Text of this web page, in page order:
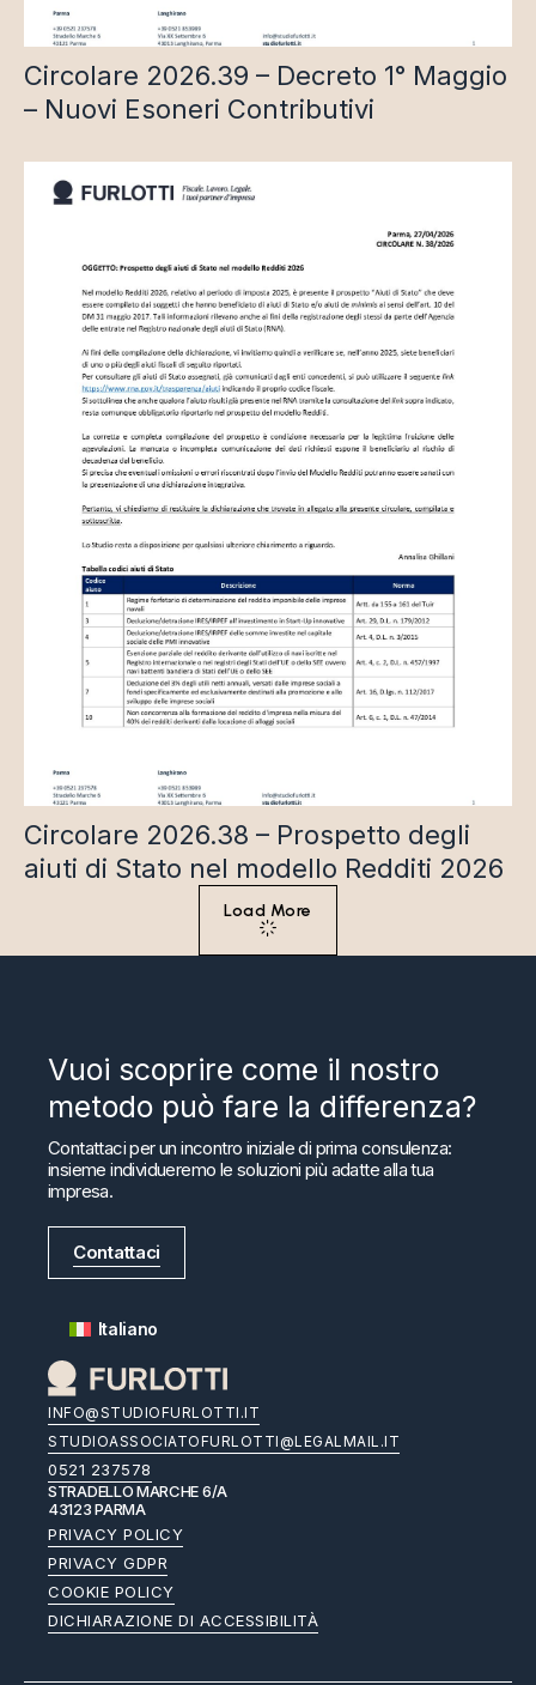
Circolare 2026.39 – Decreto 1° Maggio
– Nuovi Esoneri Contributivi
Circolare 2026.38 – Prospetto degli
aiuti di Stato nel modello Redditi 2026
Load More
Vuoi scoprire come il nostro
metodo può fare la differenza?
Contattaci per un incontro iniziale di prima consulenza:
insieme individueremo le soluzioni più adatte alla tua
impresa.
Contattaci
Italiano
INFO@STUDIOFURLOTTI.IT
STUDIOASSOCIATOFURLOTTI@LEGALMAIL.IT
0521 237578
STRADELLO MARCHE 6/A
43123 PARMA
PRIVACY POLICY
PRIVACY GDPR
COOKIE POLICY
DICHIARAZIONE DI ACCESSIBILITÀ